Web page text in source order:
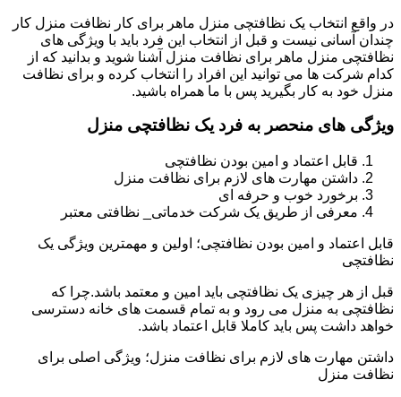
در واقع انتخاب یک نظافتچی منزل ماهر برای کار نظافت منزل کار
چندان آسانی نیست و قبل از انتخاب این فرد باید با ویژگی های
نظافتچی منزل ماهر برای نظافت منزل آشنا شوید و بدانید که از
کدام شرکت ها می توانید این افراد را انتخاب کرده و برای نظافت
منزل خود به کار بگیرید پس با ما همراه باشید.
ویژگی های منحصر به فرد یک نظافتچی منزل
قابل اعتماد و امین بودن نظافتچی
داشتن مهارت های لازم برای نظافت منزل
برخورد خوب و حرفه ای
معرفی از طریق یک شرکت خدماتی_ نظافتی معتبر
قابل اعتماد و امین بودن نظافتچی؛ اولین و مهمترین ویژگی یک
نظافتچی
قبل از هر چیزی یک نظافتچی باید امین و معتمد باشد.چرا که
نظافتچی به منزل می رود و به تمام قسمت های خانه دسترسی
خواهد داشت پس باید کاملا قابل اعتماد باشد.
داشتن مهارت های لازم برای نظافت منزل؛ ویژگی اصلی برای
نظافت منزل